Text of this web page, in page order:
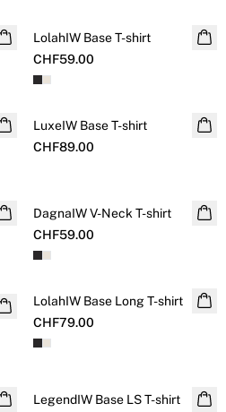
LolahIW Base T-shirt
CHF59.00
LuxeIW Base T-shirt
CHF89.00
DagnaIW V-Neck T-shirt
CHF59.00
LolahIW Base Long T-shirt
CHF79.00
LegendIW Base LS T-shirt